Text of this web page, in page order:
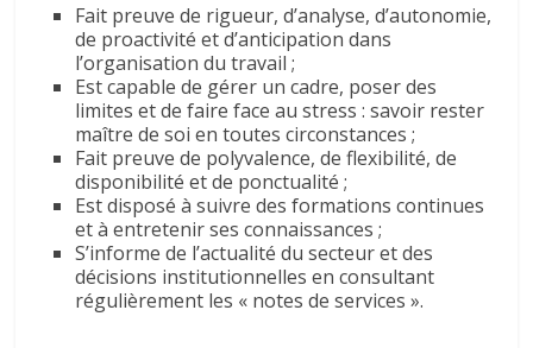
Fait preuve de rigueur, d’analyse, d’autonomie,
de proactivité et d’anticipation dans
l’organisation du travail ;
Est capable de gérer un cadre, poser des
limites et de faire face au stress : savoir rester
maître de soi en toutes circonstances ;
Fait preuve de polyvalence, de flexibilité, de
disponibilité et de ponctualité ;
Est disposé à suivre des formations continues
et à entretenir ses connaissances ;
S’informe de l’actualité du secteur et des
décisions institutionnelles en consultant
régulièrement les « notes de services ».